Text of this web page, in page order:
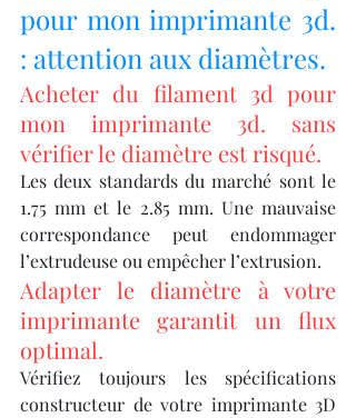
pour mon imprimante 3d.
: attention aux diamètres.
Acheter du filament 3d pour
mon imprimante 3d. sans
vérifier le diamètre est risqué.
Les deux standards du marché sont le
1.75 mm et le 2.85 mm. Une mauvaise
correspondance peut endommager
l’extrudeuse ou empêcher l’extrusion.
Adapter le diamètre à votre
imprimante garantit un flux
optimal.
Vérifiez toujours les spécifications
constructeur de votre imprimante 3D